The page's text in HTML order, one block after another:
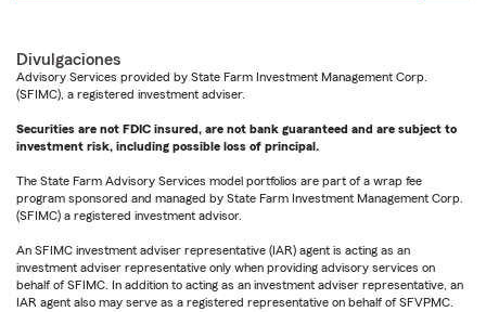
Divulgaciones
Advisory Services provided by State Farm Investment Management Corp.
(SFIMC), a registered investment adviser.
Securities are not FDIC insured, are not bank guaranteed and are subject to
investment risk, including possible loss of principal.
The State Farm Advisory Services model portfolios are part of a wrap fee
program sponsored and managed by State Farm Investment Management Corp.
(SFIMC) a registered investment advisor.
An SFIMC investment adviser representative (IAR) agent is acting as an
investment adviser representative only when providing advisory services on
behalf of SFIMC. In addition to acting as an investment adviser representative, an
IAR agent also may serve as a registered representative on behalf of SFVPMC.